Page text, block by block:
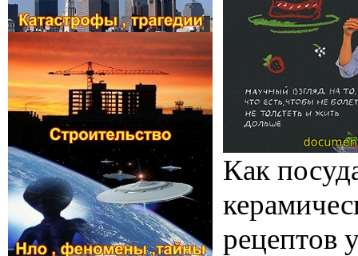
Как
рецептов